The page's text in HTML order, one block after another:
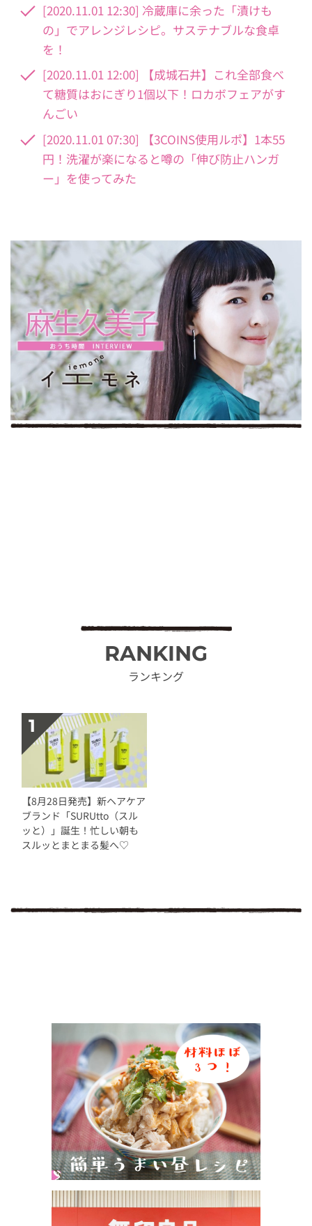
[2020.11.01 12:30] 冷蔵庫に余った「漬けも
の」でアレンジレシピ。サステナブルな食卓
を！
[2020.11.01 12:00] 【成城石井】これ全部食べ
て糖質はおにぎり1個以下！ロカボフェアがす
んごい
[2020.11.01 07:30] 【3COINS使用ルポ】1本55
円！洗濯が楽になると噂の「伸び防止ハンガ
ー」を使ってみた
RANKING
ランキング
【8月28日発売】新ヘアケア
ブランド「SURUtto（スル
ッと）」誕生！忙しい朝も
スルッとまとまる髪へ♡